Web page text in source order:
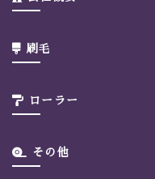
刷毛
ローラー
その他